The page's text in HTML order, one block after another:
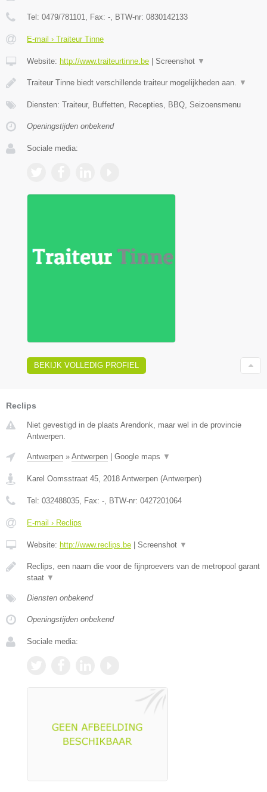
Tel: 0479/781101 , Fax: - , BTW-nr: 0830142133
E-mail › Traiteur Tinne
Website: http://www.traiteurtinne.be | Screenshot ▼
Traiteur Tinne biedt verschillende traiteur mogelijkheden aan. ▼
Diensten: Traiteur, Buffetten, Recepties, BBQ, Seizoensmenu
Openingstijden onbekend
Sociale media:
BEKIJK VOLLEDIG PROFIEL
Reclips
Niet gevestigd in de plaats Arendonk, maar wel in de provincie
Antwerpen.
Antwerpen » Antwerpen | Google maps ▼
Karel Oomsstraat 45 2018 Antwerpen (Antwerpen)
Tel: 032488035 , Fax: - , BTW-nr: 0427201064
E-mail › Reclips
Website: http://www.reclips.be | Screenshot ▼
Reclips, een naam die voor de fijnproevers van de metropool garant
staat ▼
Diensten onbekend
Openingstijden onbekend
Sociale media: